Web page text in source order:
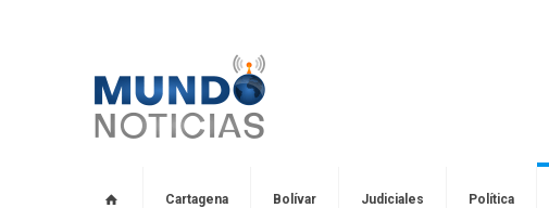
Cartagena Bolívar Judiciales Política